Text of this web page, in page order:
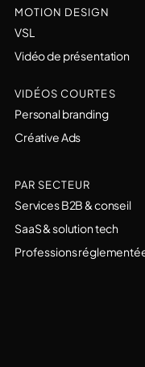
MOTION DESIGN
VSL
Vidéo de présentation
VIDÉOS COURTES
Personal branding
Créative Ads
PAR SECTEUR
Services B2B & conseil
SaaS & solution tech
Professions